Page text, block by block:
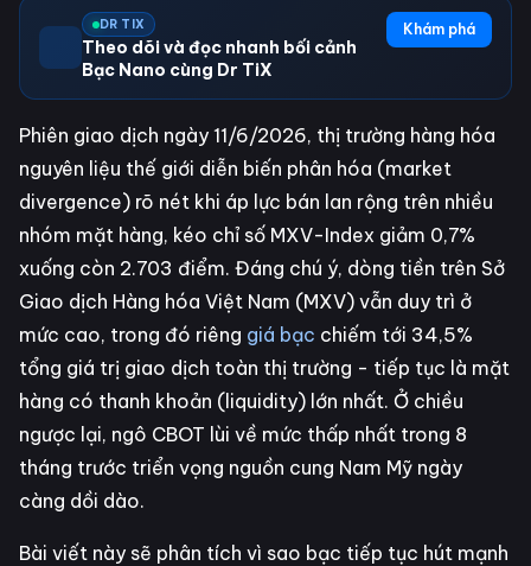
DR TIX
Theo dõi và đọc nhanh bối cảnh
Bạc Nano cùng Dr TiX
Khám phá
Phiên giao dịch ngày 11/6/2026, thị trường hàng hóa
nguyên liệu thế giới diễn biến phân hóa (market
divergence) rõ nét khi áp lực bán lan rộng trên nhiều
nhóm mặt hàng, kéo chỉ số MXV-Index giảm 0,7%
xuống còn 2.703 điểm. Đáng chú ý, dòng tiền trên Sở
Giao dịch Hàng hóa Việt Nam (MXV) vẫn duy trì ở
mức cao, trong đó riêng giá bạc chiếm tới 34,5%
tổng giá trị giao dịch toàn thị trường - tiếp tục là mặt
hàng có thanh khoản (liquidity) lớn nhất. Ở chiều
ngược lại, ngô CBOT lùi về mức thấp nhất trong 8
tháng trước triển vọng nguồn cung Nam Mỹ ngày
càng dồi dào.
Bài viết này sẽ phân tích vì sao bạc tiếp tục hút mạnh